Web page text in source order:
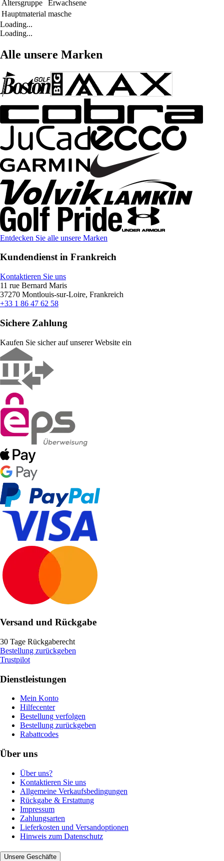
Altersgruppe
Erwachsene
Hauptmaterial masche
Loading...
Loading...
Alle unsere Marken
Entdecken Sie alle unsere Marken
Kundendienst in Frankreich
Kontaktieren Sie uns
11 rue Bernard Maris
37270 Montlouis-sur-Loire, Frankreich
+33 1 86 47 62 58
Sichere Zahlung
Kaufen Sie sicher auf unserer Website ein
Versand und Rückgabe
30 Tage Rückgaberecht
Bestellung zurückgeben
Trustpilot
Dienstleistungen
Mein Konto
Hilfecenter
Bestellung verfolgen
Bestellung zurückgeben
Rabattcodes
Über uns
Über uns?
Kontaktieren Sie uns
Allgemeine Verkaufsbedingungen
Rückgabe & Erstattung
Impressum
Zahlungsarten
Lieferkosten und Versandoptionen
Hinweis zum Datenschutz
Unsere Geschäfte